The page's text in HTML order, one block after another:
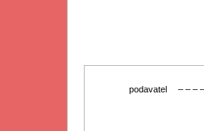
podavatel – – –